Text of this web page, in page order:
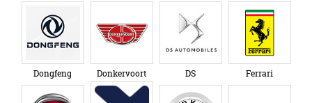
Dongfeng Donkervoort DS Ferrari